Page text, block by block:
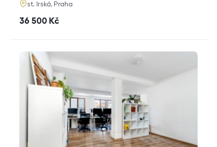
adresa
st. Irská, Praha
cena
36 500 Kč